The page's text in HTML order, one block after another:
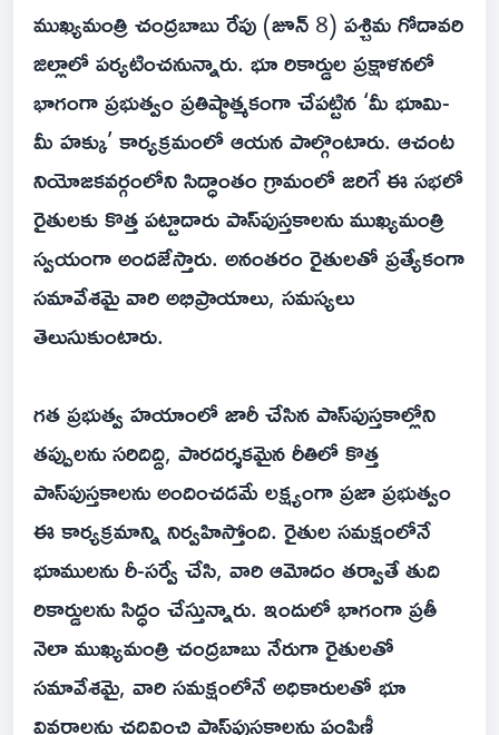
ముఖ్యమంత్రి చంద్రబాబు రేపు (జూన్ 8) పశ్చిమ గోదావరి
జిల్లాలో పర్యటించనున్నారు. భూ రికార్డుల ప్రక్షాళనలో
భాగంగా ప్రభుత్వం ప్రతిష్ఠాత్మకంగా చేపట్టిన ‘మీ భూమి-
మీ హక్కు’ కార్యక్రమంలో ఆయన పాల్గొంటారు. ఆచంట
నియోజకవర్గంలోని సిద్ధాంతం గ్రామంలో జరిగే ఈ సభలో
రైతులకు కొత్త పట్టాదారు పాస్‌పుస్తకాలను ముఖ్యమంత్రి
స్వయంగా అందజేస్తారు. అనంతరం రైతులతో ప్రత్యేకంగా
సమావేశమై వారి అభిప్రాయాలు, సమస్యలు
తెలుసుకుంటారు.
గత ప్రభుత్వ హయాంలో జారీ చేసిన పాస్‌పుస్తకాల్లోని
తప్పులను సరిదిద్ది, పారదర్శకమైన రీతిలో కొత్త
పాస్‌పుస్తకాలను అందించడమే లక్ష్యంగా ప్రజా ప్రభుత్వం
ఈ కార్యక్రమాన్ని నిర్వహిస్తోంది. రైతుల సమక్షంలోనే
భూములను రీ-సర్వే చేసి, వారి ఆమోదం తర్వాతే తుది
రికార్డులను సిద్ధం చేస్తున్నారు. ఇందులో భాగంగా ప్రతీ
నెలా ముఖ్యమంత్రి చంద్రబాబు నేరుగా రైతులతో
సమావేశమై, వారి సమక్షంలోనే అధికారులతో భూ
వివరాలను చదివించి పాస్‌పుస్తకాలను పంపిణీ